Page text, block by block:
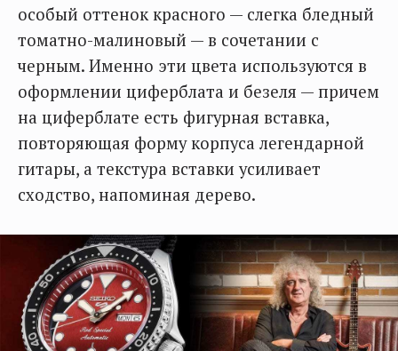
особый оттенок красного — слегка бледный
томатно-малиновый — в сочетании с
черным. Именно эти цвета используются в
оформлении циферблата и безеля — причем
на циферблате есть фигурная вставка,
повторяющая форму корпуса легендарной
гитары, а текстура вставки усиливает
сходство, напоминая дерево.